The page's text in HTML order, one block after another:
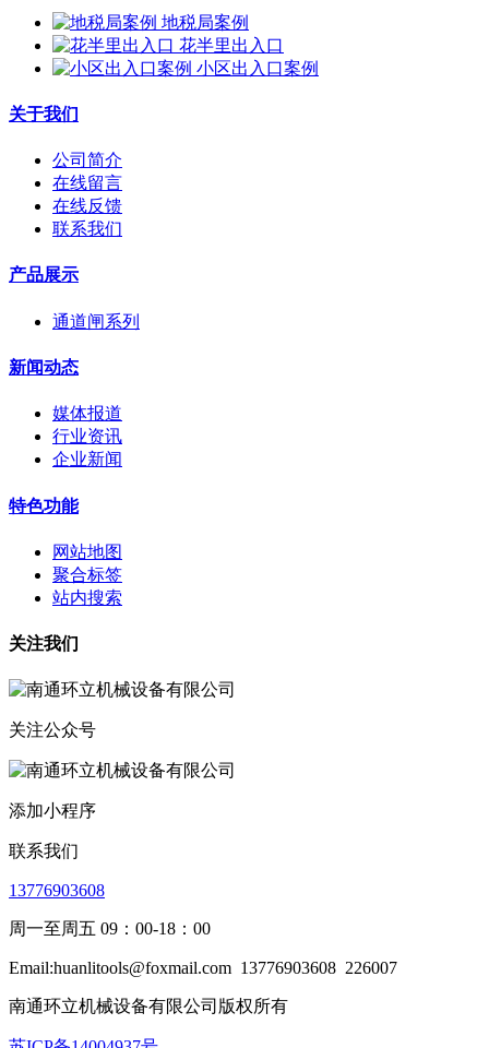
地税局案例
花半里出入口
小区出入口案例
关于我们
公司简介
在线留言
在线反馈
联系我们
产品展示
通道闸系列
新闻动态
媒体报道
行业资讯
企业新闻
特色功能
网站地图
聚合标签
站内搜索
关注我们
关注公众号
添加小程序
联系我们
13776903608
周一至周五 09：00-18：00
Email:huanlitools@foxmail.com 13776903608 226007
南通环立机械设备有限公司版权所有